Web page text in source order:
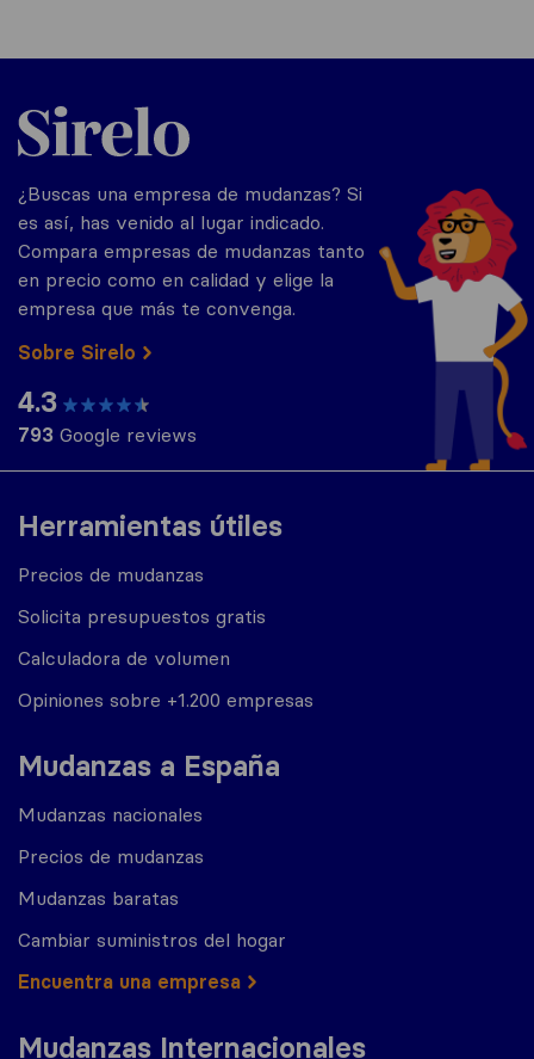
Herramientas útiles
Precios de mudanzas
Solicita presupuestos gratis
Calculadora de volumen
Opiniones sobre +1.200 empresas
Mudanzas a España
Mudanzas nacionales
Precios de mudanzas
Mudanzas baratas
Cambiar suministros del hogar
Encuentra una empresa
Mudanzas Internacionales
Sirelo.es
¿Buscas una empresa de mudanzas? Si
es así, has venido al lugar indicado.
Compara empresas de mudanzas tanto
en precio como en calidad y elige la
empresa que más te convenga.
Sobre Sirelo
4.3
793 Google reviews